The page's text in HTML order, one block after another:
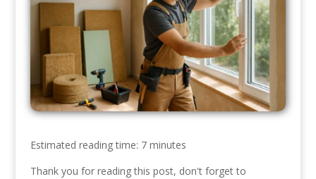
Estimated reading time: 7 minutes
Thank you for reading this post, don't forget to